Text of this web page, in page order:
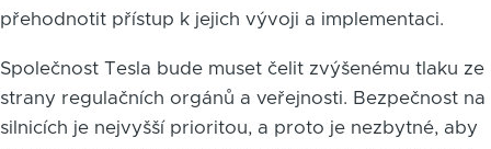
přehodnotit přístup k jejich vývoji a implementaci.
Společnost Tesla bude muset čelit zvýšenému tlaku ze
strany regulačních orgánů a veřejnosti. Bezpečnost na
silnicích je nejvyšší prioritou, a proto je nezbytné, aby